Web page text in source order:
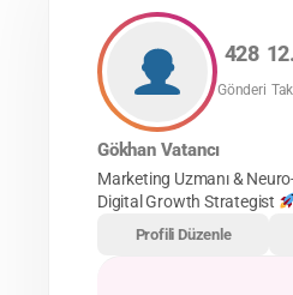
428
Gönderi
Gökhan Vatancı
Marketing Uzmanı &
Digital Growth Strategist
Profili Düzenle